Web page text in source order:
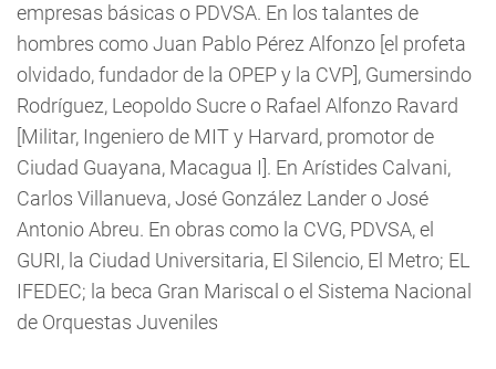
empresas básicas o PDVSA. En los talantes de
hombres como Juan Pablo Pérez Alfonzo [el profeta
olvidado, fundador de la OPEP y la CVP], Gumersindo
Rodríguez, Leopoldo Sucre o Rafael Alfonzo Ravard
[Militar, Ingeniero de MIT y Harvard, promotor de
Ciudad Guayana, Macagua I]. En Arístides Calvani,
Carlos Villanueva, José González Lander o José
Antonio Abreu. En obras como la CVG, PDVSA, el
GURI, la Ciudad Universitaria, El Silencio, El Metro; EL
IFEDEC; la beca Gran Mariscal o el Sistema Nacional
de Orquestas Juveniles